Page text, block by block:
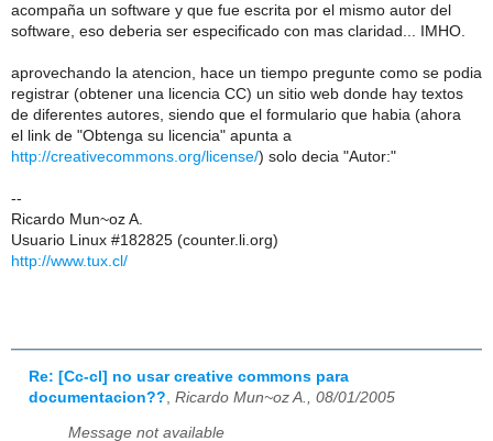
acompaña un software y que fue escrita por el mismo autor del
software, eso deberia ser especificado con mas claridad... IMHO.
aprovechando la atencion, hace un tiempo pregunte como se podia
registrar (obtener una licencia CC) un sitio web donde hay textos
de diferentes autores, siendo que el formulario que habia (ahora
el link de "Obtenga su licencia" apunta a
http://creativecommons.org/license/) solo decia "Autor:"
--
Ricardo Mun~oz A.
Usuario Linux #182825 (counter.li.org)
http://www.tux.cl/
Re: [Cc-cl] no usar creative commons para
documentacion?? Ricardo Mun~oz A., 08/01/2005
Message not available